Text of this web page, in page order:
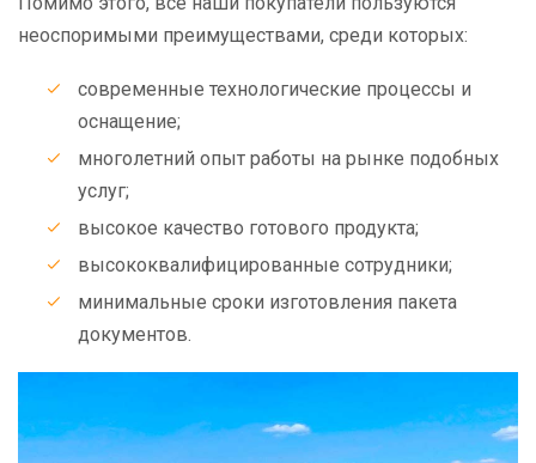
неоспоримыми преимуществами, среди которых:
современные технологические процессы и
оснащение;
многолетний опыт работы на рынке подобных
услуг;
высокое качество готового продукта;
высококвалифицированные сотрудники;
минимальные сроки изготовления пакета
документов.